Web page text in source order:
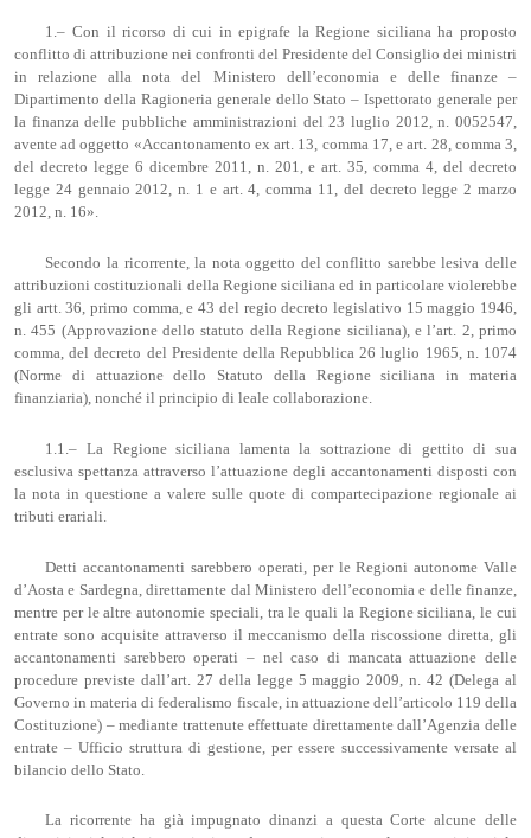
1.– Con il ricorso di cui in epigrafe la Regione siciliana ha proposto
conflitto di attribuzione nei confronti del Presidente del Consiglio dei ministri
in relazione alla nota del Ministero dell’economia e delle finanze –
Dipartimento della Ragioneria generale dello Stato – Ispettorato generale per
la finanza delle pubbliche amministrazioni del 23 luglio 2012, n. 0052547,
avente ad oggetto «Accantonamento ex art. 13, comma 17, e art. 28, comma 3,
del decreto legge 6 dicembre 2011, n. 201, e art. 35, comma 4, del decreto
legge 24 gennaio 2012, n. 1 e art. 4, comma 11, del decreto legge 2 marzo
2012, n. 16».
Secondo la ricorrente, la nota oggetto del conflitto sarebbe lesiva delle
attribuzioni costituzionali della Regione siciliana ed in particolare violerebbe
gli artt. 36, primo comma, e 43 del regio decreto legislativo 15 maggio 1946,
n. 455 (Approvazione dello statuto della Regione siciliana), e l’art. 2, primo
comma, del decreto del Presidente della Repubblica 26 luglio 1965, n. 1074
(Norme di attuazione dello Statuto della Regione siciliana in materia
finanziaria), nonché il principio di leale collaborazione.
1.1.– La Regione siciliana lamenta la sottrazione di gettito di sua
esclusiva spettanza attraverso l’attuazione degli accantonamenti disposti con
la nota in questione a valere sulle quote di compartecipazione regionale ai
tributi erariali.
Detti accantonamenti sarebbero operati, per le Regioni autonome Valle
d’Aosta e Sardegna, direttamente dal Ministero dell’economia e delle finanze,
mentre per le altre autonomie speciali, tra le quali la Regione siciliana, le cui
entrate sono acquisite attraverso il meccanismo della riscossione diretta, gli
accantonamenti sarebbero operati – nel caso di mancata attuazione delle
procedure previste dall’art. 27 della legge 5 maggio 2009, n. 42 (Delega al
Governo in materia di federalismo fiscale, in attuazione dell’articolo 119 della
Costituzione) – mediante trattenute effettuate direttamente dall’Agenzia delle
entrate – Ufficio struttura di gestione, per essere successivamente versate al
bilancio dello Stato.
La ricorrente ha già impugnato dinanzi a questa Corte alcune delle